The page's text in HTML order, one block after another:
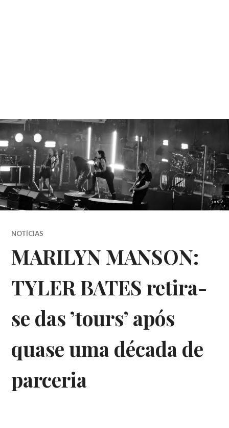
NOTÍCIAS
MARILYN MANSON:
TYLER BATES retira-
se das ’tours’ após
quase uma década de
parceria